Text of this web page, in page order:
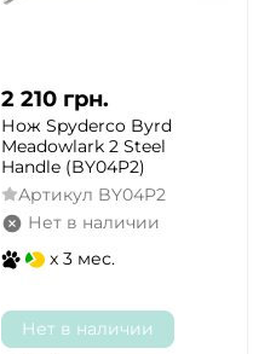
2 210 грн.
Нож Spyderco Byrd
Meadowlark 2 Steel
Handle (BY04P2)
Артикул BY04P2
Нет в наличии
x 3 мес.
Нет в наличии